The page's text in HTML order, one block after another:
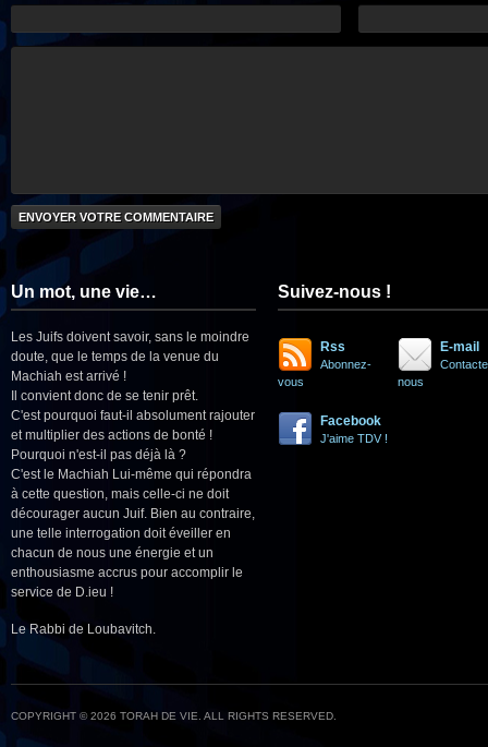
Un mot, une vie…
Les Juifs doivent savoir, sans le moindre
doute, que le temps de la venue du
Machiah est arrivé !
Il convient donc de se tenir prêt.
C'est pourquoi faut-il absolument rajouter
et multiplier des actions de bonté !
Pourquoi n'est-il pas déjà là ?
C'est le Machiah Lui-même qui répondra
à cette question, mais celle-ci ne doit
décourager aucun Juif. Bien au contraire,
une telle interrogation doit éveiller en
chacun de nous une énergie et un
enthousiasme accrus pour accomplir le
service de D.ieu !
Le Rabbi de Loubavitch.
Suivez-nous !
Rss
Abonnez-
vous
E-mail
nous
Facebook
J'aime TDV !
COPYRIGHT © 2026 TORAH DE VIE. ALL RIGHTS RESERVED.